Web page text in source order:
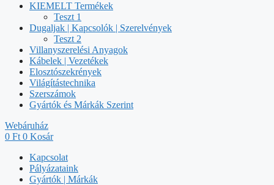
KIEMELT Termékek
Teszt 1
Dugaljak | Kapcsolók | Szerelvények
Teszt 2
Villanyszerelési Anyagok
Kábelek | Vezetékek
Elosztószekrények
Világítástechnika
Szerszámok
Gyártók és Márkák Szerint
Webáruház
0 Ft 0 Kosár
Kapcsolat
Pályázataink
Gyártók | Márkák